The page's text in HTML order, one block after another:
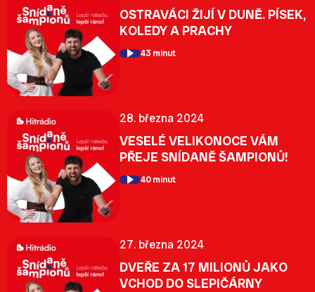
OSTRAVÁCI ŽIJÍ V DUNĚ. PÍSEK,
KOLEDY A PRACHY
43 minut
28. března 2024
VESELÉ VELIKONOCE VÁM
PŘEJE SNÍDANĚ ŠAMPIONŮ!
40 minut
27. března 2024
DVEŘE ZA 17 MILIONŮ JAKO
VCHOD DO SLEPIČÁRNY